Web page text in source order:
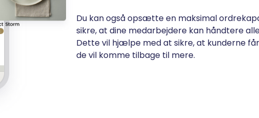
Du kan også opsætte en maksimal
sikre, at dine medarbejdere kan håndtere
Dette vil hjælpe med at sikre, at kunderne
de vil komme tilbage til mere.